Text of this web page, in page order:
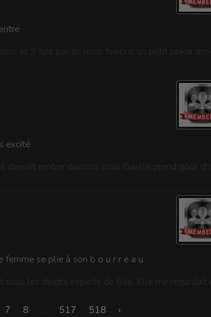
excité
se plie à son b o u r r e a u.
7 8 517 518 ›